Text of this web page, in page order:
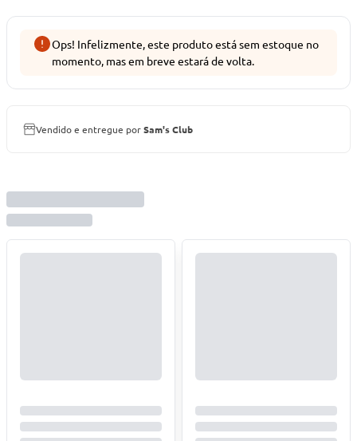
Ops! Infelizmente, este produto está sem estoque no
momento, mas em breve estará de volta.
Vendido e entregue porSam's Club